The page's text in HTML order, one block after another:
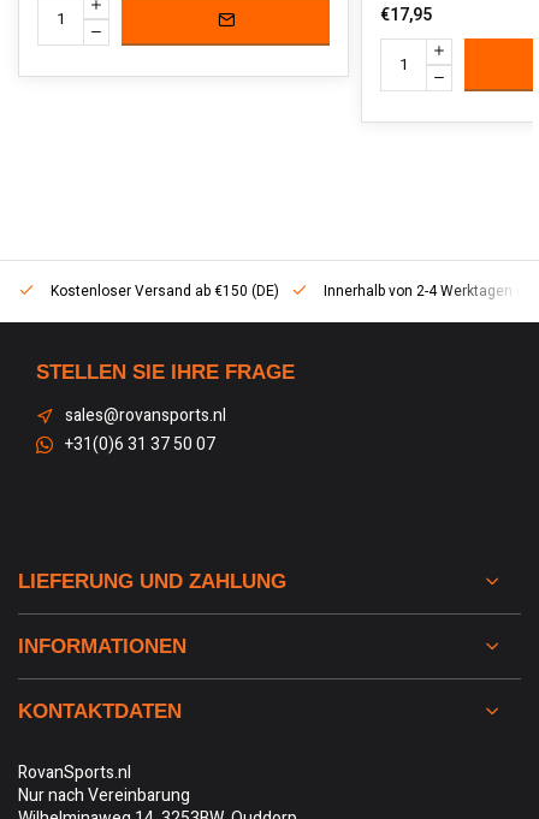
€17,95
Kostenloser Versand ab €150 (DE) Innerhalb von 2-4 Werktagen
STELLEN SIE IHRE FRAGE
sales@rovansports.nl
+31(0)6 31 37 50 07
LIEFERUNG UND ZAHLUNG
INFORMATIONEN
KONTAKTDATEN
RovanSports.nl
Nur nach Vereinbarung